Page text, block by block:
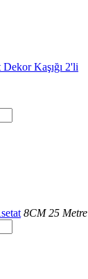
Kaşığı 2'li
8CM 25 Metre